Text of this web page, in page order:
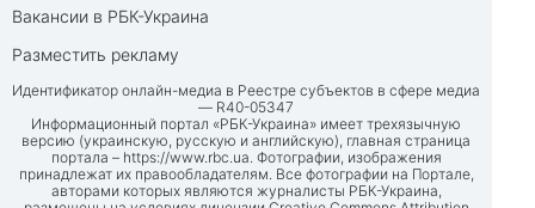
Вакансии в РБК-Украина
Разместить рекламу
Идентификатор онлайн-медиа в Реестре субъектов в сфере медиа
— R40-05347
Информационный портал «РБК-Украина» имеет трехязычную
версию (украинскую, русскую и английскую), главная страница
портала – https://www.rbc.ua. Фотографии, изображения
принадлежат их правообладателям. Все фотографии на Портале,
авторами которых являются журналисты РБК-Украина,